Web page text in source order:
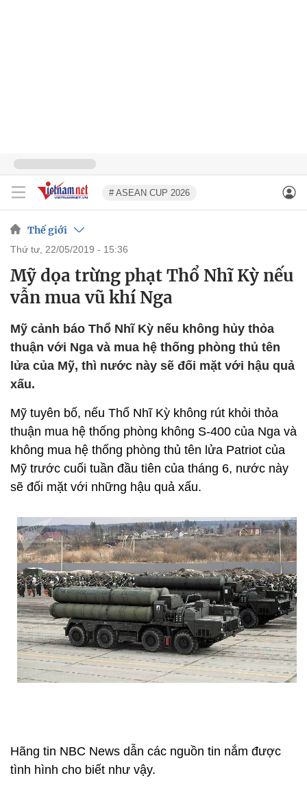
# ASEAN CUP 2026
Thế giới
thứ tư, 22/05/2019 - 15:36
Mỹ dọa trừng phạt Thổ Nhĩ Kỳ nếu
vẫn mua vũ khí Nga
Mỹ cảnh báo Thổ Nhĩ Kỳ nếu không hủy thỏa
thuận với Nga và mua hệ thống phòng thủ tên
lửa của Mỹ, thì nước này sẽ đối mặt với hậu quả
xấu.
Mỹ tuyên bố, nếu Thổ Nhĩ Kỳ không rút khỏi thỏa
thuận mua hệ thống phòng không S-400 của Nga và
không mua hệ thống phòng thủ tên lửa Patriot của
Mỹ trước cuối tuần đầu tiên của tháng 6, nước này
sẽ đối mặt với những hậu quả xấu.
Hãng tin NBC News dẫn các nguồn tin nắm được
tình hình cho biết như vậy.